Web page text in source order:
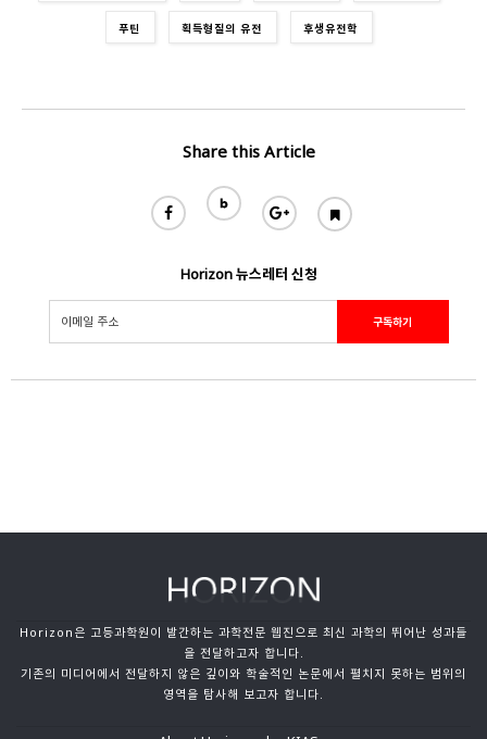
푸틴 획득형질의 유전 후생유전학
Share this Article
Horizon 뉴스레터 신청
Horizon은 고등과학원이 발간하는 과학전문 웹진으로 최신 과학의 뛰어난 성과들
을 전달하고자 합니다.
기존의 미디어에서 전달하지 않은 깊이와 학술적인 논문에서 펼치지 못하는 범위의
영역을 탐사해 보고자 합니다.